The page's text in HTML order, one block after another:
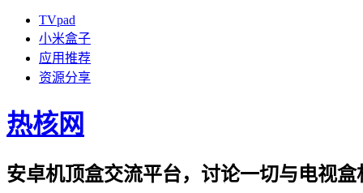
TVpad
小米盒子
应用推荐
资源分享
热核网
安卓机顶盒交流平台，讨论一切与电视